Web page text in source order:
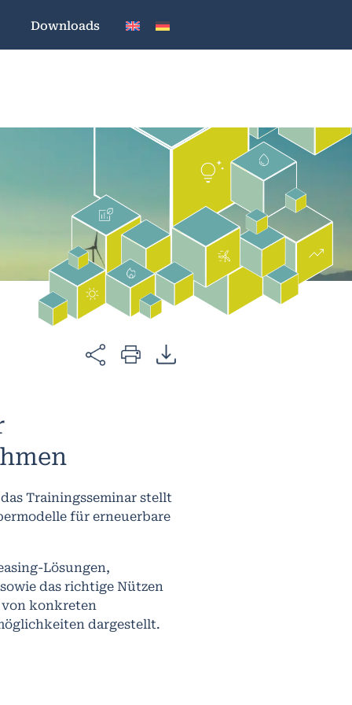
Downloads
Trainingsseminar stellt
für erneuerbare
Lösungen,
das richtige Nützen
konkreten
dargestellt.